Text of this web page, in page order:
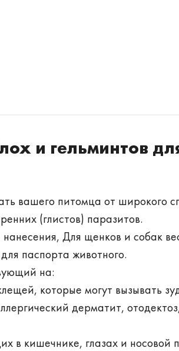
и гельминтов
вашего питомца от широкого
(глистов) паразитов.
Для щенков и собак
паспорта животного.
на:
которые могут вызывать
дерматит,
в кишечнике, глазах и носовой